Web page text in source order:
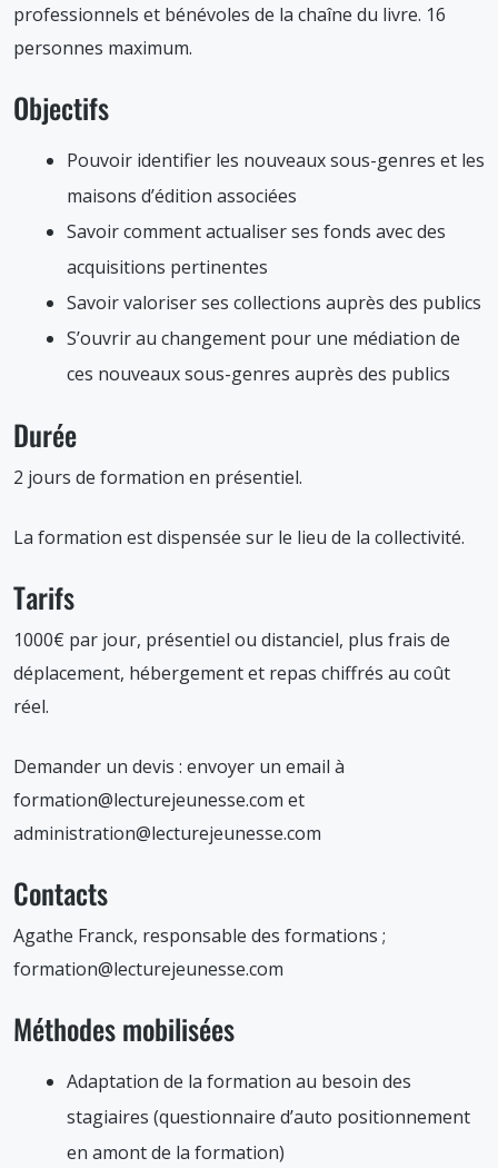
professionnels et bénévoles de la chaîne du livre. 16
personnes maximum.
Objectifs
Pouvoir identifier les nouveaux sous-genres et les
maisons d’édition associées
Savoir comment actualiser ses fonds avec des
acquisitions pertinentes
Savoir valoriser ses collections auprès des publics
S’ouvrir au changement pour une médiation de
ces nouveaux sous-genres auprès des publics
Durée
2 jours de formation en présentiel.
La formation est dispensée sur le lieu de la collectivité.
Tarifs
1000€ par jour, présentiel ou distanciel, plus frais de
déplacement, hébergement et repas chiffrés au coût
réel.
Demander un devis : envoyer un email à
formation@lecturejeunesse.com et
administration@lecturejeunesse.com
Contacts
Agathe Franck, responsable des formations ;
formation@lecturejeunesse.com
Méthodes mobilisées
Adaptation de la formation au besoin des
stagiaires (questionnaire d’auto positionnement
en amont de la formation)